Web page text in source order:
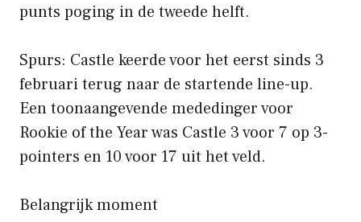
punts poging in de tweede helft.
Spurs: Castle keerde voor het eerst sinds 3
februari terug naar de startende line-up.
Een toonaangevende mededinger voor
Rookie of the Year was Castle 3 voor 7 op 3-
pointers en 10 voor 17 uit het veld.
Belangrijk moment